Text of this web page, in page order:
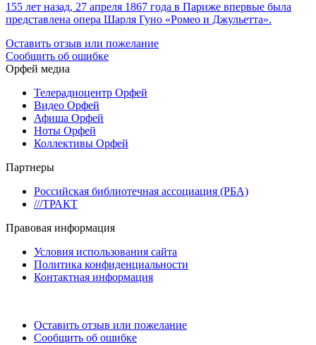
155 лет назад, 27 апреля 1867 года в Париже впервые была
представлена опера Шарля Гуно «Ромео и Джульетта».
Оставить отзыв или пожелание
Сообщить об ошибке
Орфей медиа
Телерадиоцентр Орфей
Видео Орфей
Афиша Орфей
Ноты Орфей
Коллективы Орфей
Партнеры
Российская библиотечная ассоциация (РБА)
///ТРАКТ
Правовая информация
Условия использования сайта
Политика конфиденциальности
Контактная информация
Оставить отзыв или пожелание
Сообщить об ошибке